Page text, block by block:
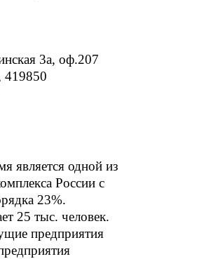
3а, оф.207
419850
является одной из
России с
23%.
25 тыс. человек.
предприятия